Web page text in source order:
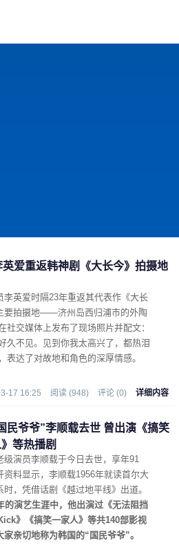
英爱重返韩神剧《大长今》拍摄地
李英爱时隔23年重返其代表作《大长
要拍摄地——济州岛西归浦市的外陶
社交媒体上发布了现场照片并配文：
久不见。见到你我太高兴了，都热泪
表达了对故地和角色的深厚情感。
17 16:25 阅读 (948) 评论 (0) 详细内容
民爷爷”李顺载去世 曾出演《搞笑
等热播剧
级演员李顺载于今日去世，享年91
资料显示，李顺载1956年就读首尔大
时，凭借话剧《越过地平线》出道。
的演艺生涯中，他出演过《无法阻挡
》《搞笑一家人》等共140部影视
家亲切地称为韩国的“国民爷爷”。